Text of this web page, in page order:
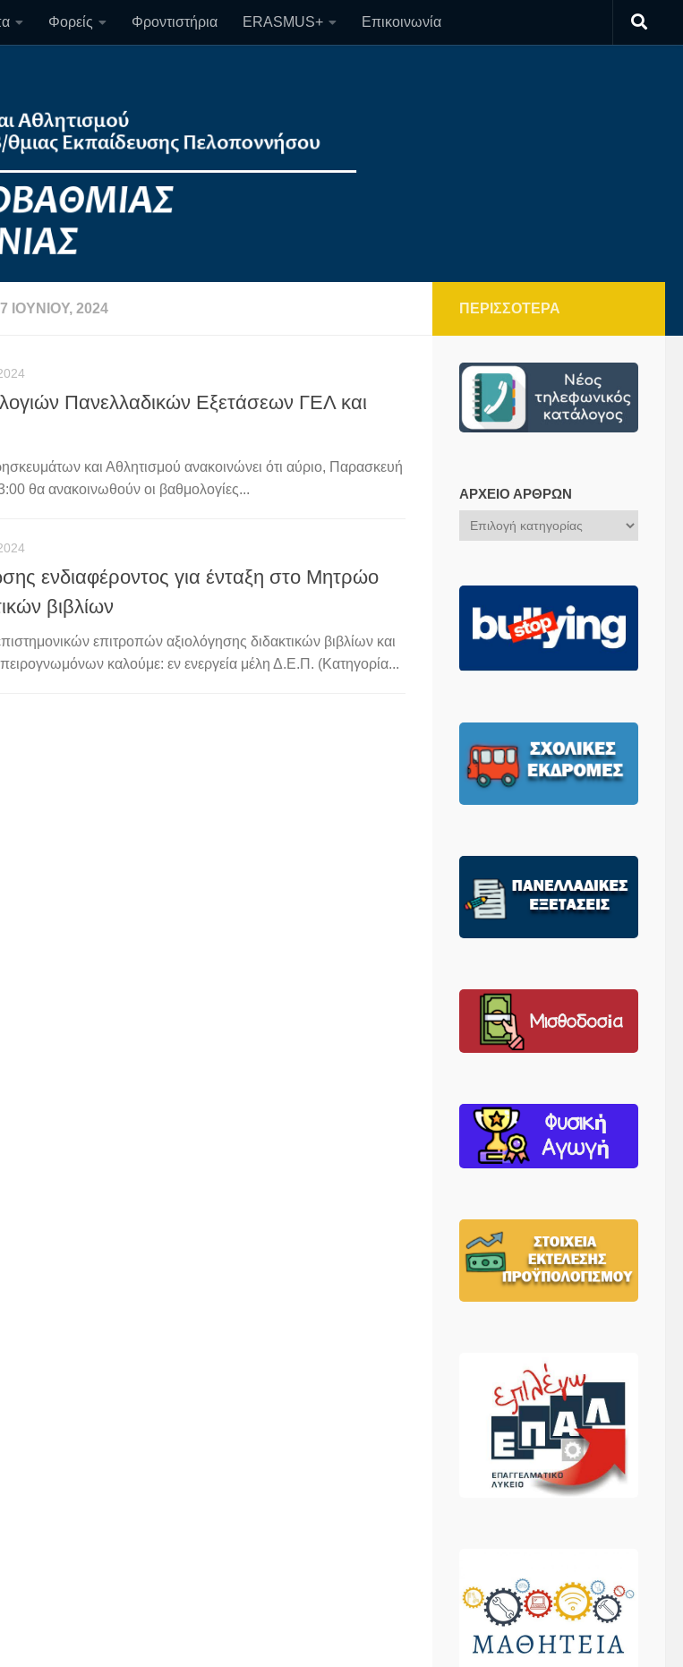
Φορείς Φροντιστήρια ERASMUS+ Επικοινωνία
ΙΟΥΝΊΟΥ, 2024
Πανελλαδικών Εξετάσεων ΓΕΛ και
και Αθλητισμού ανακοινώνει ότι αύριο, Παρασκευή
θα ανακοινωθούν οι βαθμολογίες...
ενδιαφέροντος για ένταξη στο Μητρώο
βιβλίων
επιτροπών αξιολόγησης διδακτικών βιβλίων και
καλούμε: εν ενεργεία μέλη Δ.Ε.Π. (Κατηγορία...
ΠΕΡΙΣΣΌΤΕΡΑ
ΑΡΧΕΊΟ ΆΡΘΡΩΝ
Αρχείο
Άρθρων